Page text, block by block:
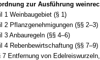
reduzieren
Ausführung weinrechtlicher Vorschriften (BayWeinRAV) Vom 21. Juli 2020 (GVBl. S. 410) BayRS 7821-6-V (§§ 1–33)
erweitern
1 Weinbaugebiet (§ 1)
erweitern
2 Pflanzgenehmigungen (§§ 2–3)
erweitern
3 Anbauregeln (§§ 4–6)
reduzieren
4 Rebenbewirtschaftung (§§ 7–9)
von Edelreiswurzeln, Unterlagsreben und Rebstöcken(zu § 6 Abs. 3 und Abs. 1 Nr. 5 Pflanzenschutzgesetz – PflSchG)